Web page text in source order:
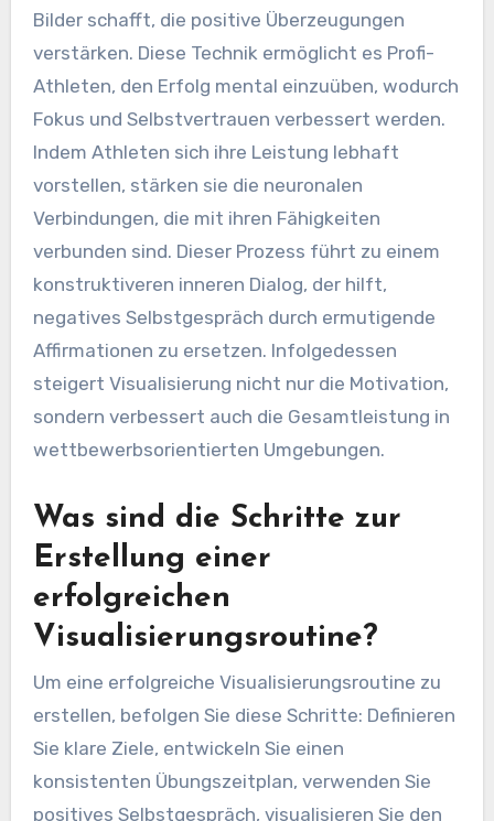
Bilder schafft, die positive Überzeugungen
verstärken. Diese Technik ermöglicht es Profi-
Athleten, den Erfolg mental einzuüben, wodurch
Fokus und Selbstvertrauen verbessert werden.
Indem Athleten sich ihre Leistung lebhaft
vorstellen, stärken sie die neuronalen
Verbindungen, die mit ihren Fähigkeiten
verbunden sind. Dieser Prozess führt zu einem
konstruktiveren inneren Dialog, der hilft,
negatives Selbstgespräch durch ermutigende
Affirmationen zu ersetzen. Infolgedessen
steigert Visualisierung nicht nur die Motivation,
sondern verbessert auch die Gesamtleistung in
wettbewerbsorientierten Umgebungen.
Was sind die Schritte zur
Erstellung einer
erfolgreichen
Visualisierungsroutine?
Um eine erfolgreiche Visualisierungsroutine zu
erstellen, befolgen Sie diese Schritte: Definieren
Sie klare Ziele, entwickeln Sie einen
konsistenten Übungszeitplan, verwenden Sie
positives Selbstgespräch, visualisieren Sie den